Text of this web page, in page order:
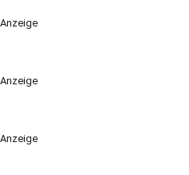
Anzeige
Anzeige
Anzeige